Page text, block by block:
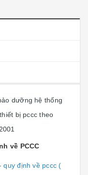
dưỡng hệ thống
bị pccc theo
về PCCC
quy định về pccc (